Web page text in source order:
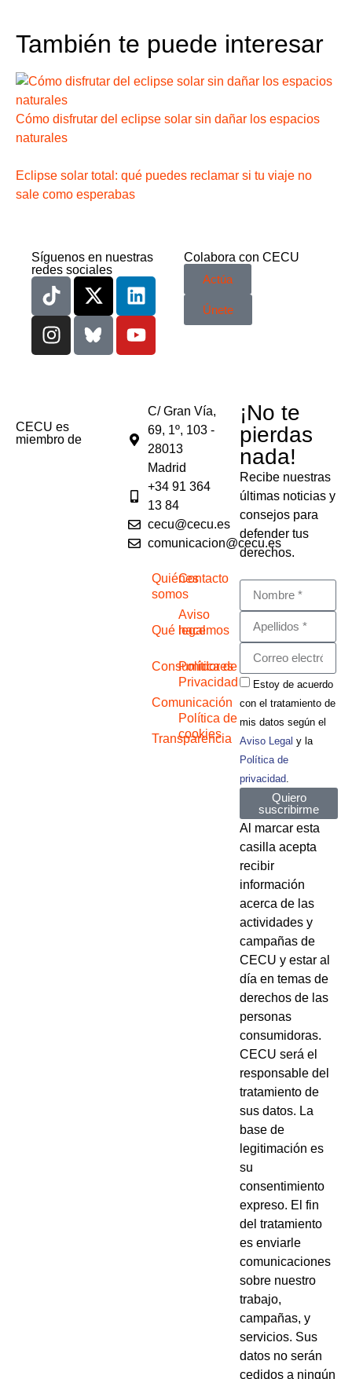
También te puede interesar
Cómo disfrutar del eclipse solar sin dañar los espacios
naturales
Eclipse solar total: qué puedes reclamar si tu viaje no
sale como esperabas
Síguenos en nuestras
redes sociales
Colabora con CECU
Actúa
Únete
CECU es
miembro de
C/ Gran Vía,
69, 1º, 103 -
28013
Madrid
+34 91 364
13 84
cecu@cecu.es
comunicacion@cecu.es
Quiénes
somos
Qué hacemos
Consumidores
Comunicación
Transparencia
Contacto
Aviso
legal
Política de
Privacidad
Política de
cookies
¡No te
pierdas
nada!
Recibe nuestras
últimas noticias y
consejos para
defender tus
derechos.
Estoy de acuerdo
con el tratamiento de
mis datos según el
Aviso Legal y la
Política de
privacidad
Quiero
suscribirme
Al marcar esta
casilla acepta
recibir
información
acerca de las
actividades y
campañas de
CECU y estar al
día en temas de
derechos de las
personas
consumidoras.
CECU será el
responsable del
tratamiento de
sus datos. La
base de
legitimación es
su
consentimiento
expreso. El fin
del tratamiento
es enviarle
comunicaciones
sobre nuestro
trabajo,
campañas, y
servicios. Sus
datos no serán
cedidos a ningún